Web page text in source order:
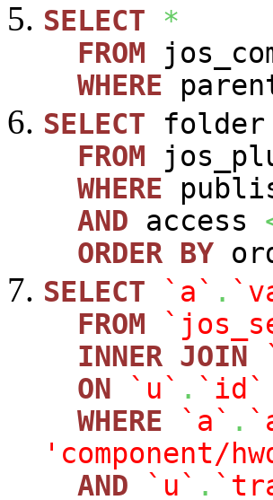
SELECT
*
FROM
WHERE
SELECT folder
FROM
WHERE
AND access
ORDER BY
SELECT
`a` .
FROM
INNER JOIN
ON
`u` . `id`
WHERE
`a` .
'component/
AND
`u` .